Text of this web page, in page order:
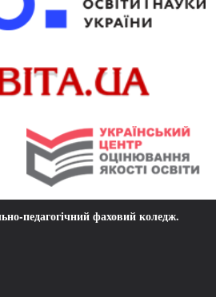
педагогічний фаховий коледж.